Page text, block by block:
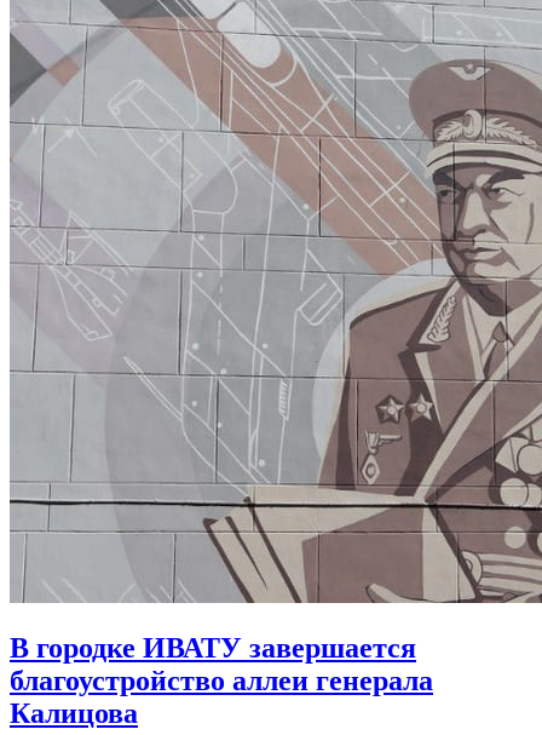
В городке ИВАТУ завершается
благоустройство аллеи генерала
Калицова